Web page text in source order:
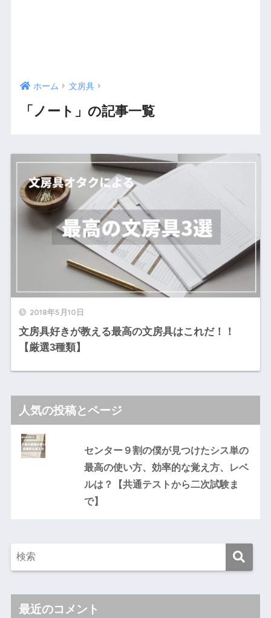
ホーム 文房具
「ノート」の記事一覧
2018年5月10日
文房具好きが教える最高の文房具はこれだ！！
【厳選3種類】
人気の投稿とページ
センター９割の僕が見つけたシス単の
最高の使い方、効率的な覚え方、レベ
ルは？【共通テストから二次試験ま
で】
最近のコメント